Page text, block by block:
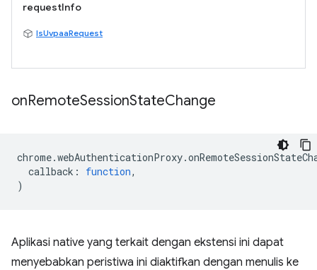
requestInfo
IsUvpaaRequest
onRemoteSessionStateChange
chrome.webAuthenticationProxy.
callback : function,
)
Aplikasi native yang terkait dengan ekstensi ini dapat
menyebabkan peristiwa ini diaktifkan dengan menulis ke